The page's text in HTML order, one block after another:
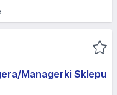
Managerki Sklepu